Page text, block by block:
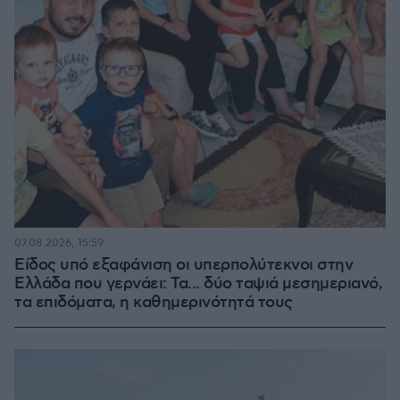
Είδος υπό εξαφάνιση οι υπερπολύτεκνοι στην
Ελλάδα που γερνάει: Τα... δύο ταψιά μεσημεριανό,
τα επιδόματα, η καθημερινότητά τους
07.08.2026, 15:59